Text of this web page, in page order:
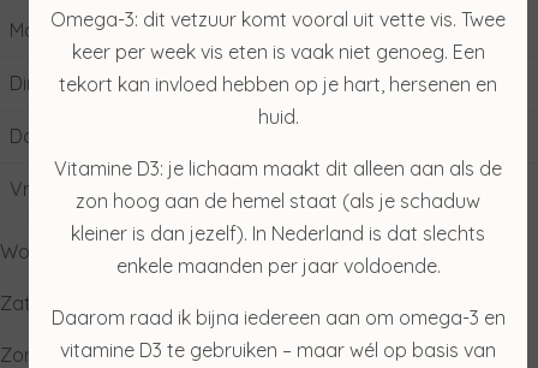
Maandag 10:00 17:00
Dinsdag 09:00 17:00
Donderdag
Vrijdag 09:00
Woensdag: gesloten
Zaterdag: ophalen producten
Zondag: relaxdag
Omega-3: dit vetzuur komt vooral uit vette vis. Twee
keer per week vis eten is vaak niet genoeg. Een
tekort kan invloed hebben op je hart, hersenen en
huid.
Vitamine D3: je lichaam maakt dit alleen aan als de
zon hoog aan de hemel staat (als je schaduw
kleiner is dan jezelf). In Nederland is dat slechts
enkele maanden per jaar voldoende.
Daarom raad ik bijna iedereen aan om omega-3 en
vitamine D3 te gebruiken – maar wél op basis van